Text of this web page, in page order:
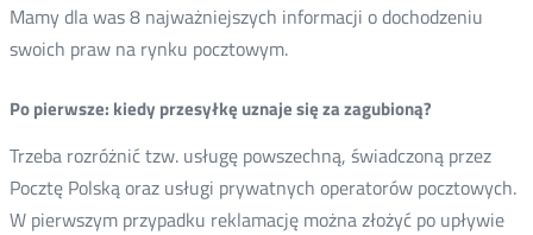
Mamy dla was 8 najważniejszych informacji o dochodzeniu
swoich praw na rynku pocztowym.
Po pierwsze: kiedy przesyłkę uznaje się za zagubioną?
Trzeba rozróżnić tzw. usługę powszechną, świadczoną przez
Pocztę Polską oraz usługi prywatnych operatorów pocztowych.
W pierwszym przypadku reklamację można złożyć po upływie